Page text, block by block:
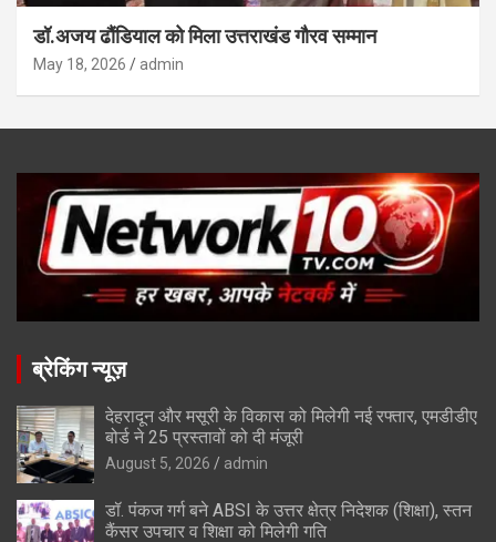
डॉ.अजय ढौंडियाल को मिला उत्तराखंड गौरव सम्मान
May 18, 2026 admin
ब्रेकिंग न्यूज़
देहरादून और मसूरी के विकास को मिलेगी नई रफ्तार, एमडीडीए
बोर्ड ने 25 प्रस्तावों को दी मंजूरी
August 5, 2026 admin
डॉ. पंकज गर्ग बने ABSI के उत्तर क्षेत्र निदेशक (शिक्षा), स्तन
कैंसर उपचार व शिक्षा को मिलेगी गति